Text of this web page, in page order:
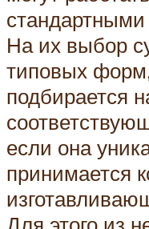
На их выбор
типовых
подбирается
если она
принимается